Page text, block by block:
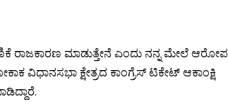
ರಾಜಕಾರಣ ಮಾಡುತ್ತೇನೆ ಎಂದು ನನ್ನ ಮೇಲೆ ಆರೋಪ
ವಿಧಾನಸಭಾ ಕ್ಷೇತ್ರದ ಕಾಂಗ್ರೆಸ್ ಟಿಕೇಟ್ ಆಕಾಂಕ್ಷಿ